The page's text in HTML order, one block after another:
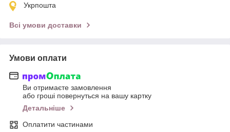
Укрпошта
Всі умови доставки
Умови оплати
Ви отримаєте замовлення
або гроші повернуться на вашу картку
Детальніше
Оплатити частинами